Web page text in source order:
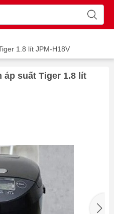
1.8 lít JPM-H18V
suất Tiger 1.8 lít